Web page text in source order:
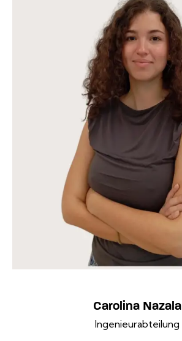
Carolina Nazala
Ingenieurabteilung